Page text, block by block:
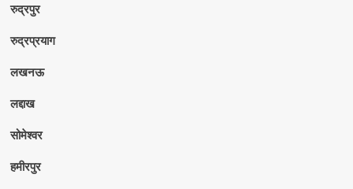
रुद्रपुर
रुद्रप्रयाग
लखनऊ
लद्दाख
सोमेश्वर
हमीरपुर